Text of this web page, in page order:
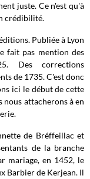
juste. Ce n'est qu'à
crédibilité.
Publiée à Lyon
fait pas mention des
Des corrections
de 1735. C'est donc
ici le début de cette
nous attacherons à en
de Bréffeillac et
de la branche
mariage, en 1452, le
Barbier de Kerjean. Il